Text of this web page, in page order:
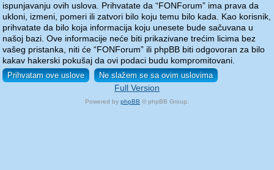
ispunjavanju ovih uslova. Prihvatate da “FONForum” ima prava da
ukloni, izmeni, pomeri ili zatvori bilo koju temu bilo kada. Kao korisnik,
prihvatate da bilo koja informacija koju unesete bude sačuvana u
našoj bazi. Ove informacije neće biti prikazivane trećim licima bez
vašeg pristanka, niti će “FONForum” ili phpBB biti odgovoran za bilo
kakav hakerski pokušaj da ovi podaci budu kompromitovani.
Full Version
Powered by phpBB © phpBB Group.